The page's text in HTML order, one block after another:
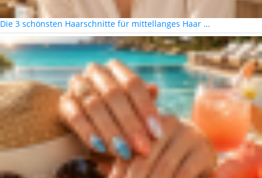
Die 3 schönsten Haarschnitte für mittellanges Haar …